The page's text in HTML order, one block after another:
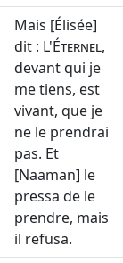
Mais [Élisée]
dit : L'Éternel,
devant qui je
me tiens, est
vivant, que je
ne le prendrai
pas. Et
[Naaman] le
pressa de le
prendre, mais
il refusa.